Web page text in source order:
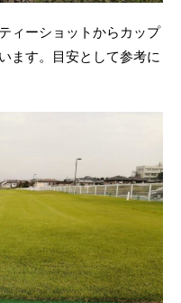
ィーショットからカップ
ます。目安として参考に